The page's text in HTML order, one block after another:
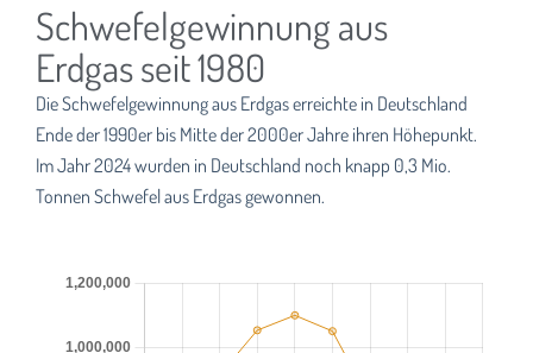
Schwefelgewinnung aus
Erdgas seit 1980
Die Schwefelgewinnung aus Erdgas erreichte in Deutschland
Ende der 1990er bis Mitte der 2000er Jahre ihren Höhepunkt.
Im Jahr 2024 wurden in Deutschland noch knapp 0,3 Mio.
Tonnen Schwefel aus Erdgas gewonnen.